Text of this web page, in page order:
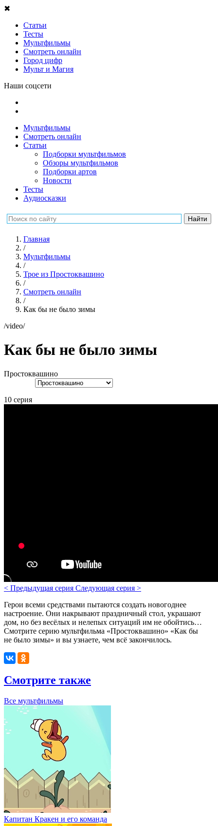
✖
Статьи
Тесты
Мультфильмы
Смотреть онлайн
Город цифр
Мульт и Магия
Наши соцсети
Мультфильмы
Смотреть онлайн
Статьи
Подборки мультфильмов
Обзоры мультфильмов
Подборки артов
Новости
Тесты
Аудиосказки
Главная
/
Мультфильмы
/
Трое из Простоквашино
/
Смотреть онлайн
/
Как бы не было зимы
/video/
Как бы не было зимы
Простоквашино
10 серия
< Предыдущая серия Следующая серия >
Герои всеми средствами пытаются создать новогоднее
настроение. Они накрывают праздничный стол, украшают
дом, но без весёлых и нелепых ситуаций им не обойтись…
Смотрите серию мультфильма «Простоквашино» «Как бы
не было зимы» и вы узнаете, чем всё закончилось.
Смотрите также
Все мультфильмы
Капитан Кракен и его команда